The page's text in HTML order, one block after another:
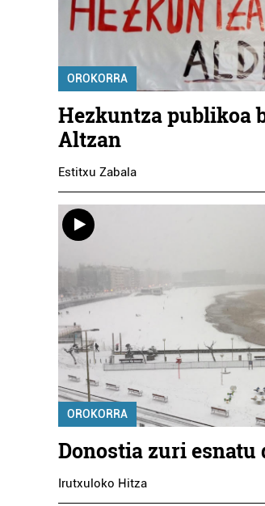
OROKORRA
Hezkuntza publikoa
Altzan
Estitxu Zabala
OROKORRA
Donostia zuri esnatu
Irutxuloko Hitza